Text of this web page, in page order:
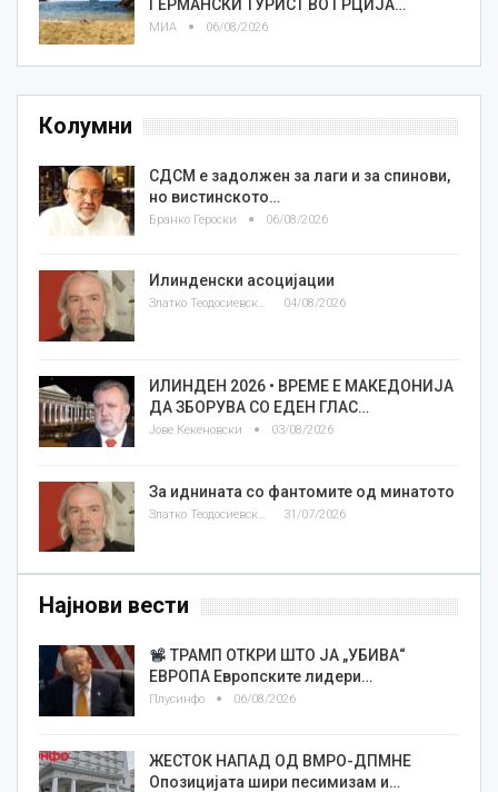
ГЕРМАНСКИ ТУРИСТ ВО ГРЦИЈА…
МИА 06/08/2026
Колумни
СДСМ е задолжен за лаги и за спинови,
но вистинското…
Бранко Героски 06/08/2026
Илинденски асоцијации
Златко Теодосиевски 04/08/2026
ИЛИНДЕН 2026 • ВРЕМЕ Е МАКЕДОНИЈА
ДА ЗБОРУВА СО ЕДЕН ГЛАС…
Јове Кекеновски 03/08/2026
За иднината со фантомите од минатото
31/07/2026
Најнови вести
ТРАМП ОТКРИ ШТО ЈА „УБИВА“
ЕВРОПА Европските лидери…
Плусинфо 06/08/2026
ЖЕСТОК НАПАД ОД ВМРО-ДПМНЕ
Опозицијата шири песимизам и…